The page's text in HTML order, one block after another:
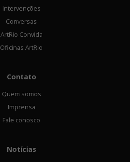
Intervenções
Conversas
ArtRio Convida
Oficinas ArtRio
Contato
Quem somos
Imprensa
Fale conosco
Notícias